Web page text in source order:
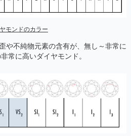
モンドのカラー
や不純物元素の含有が、無し～非常に
常に高いダイヤモンド。